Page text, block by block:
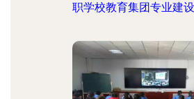
职学校教育集团专业建